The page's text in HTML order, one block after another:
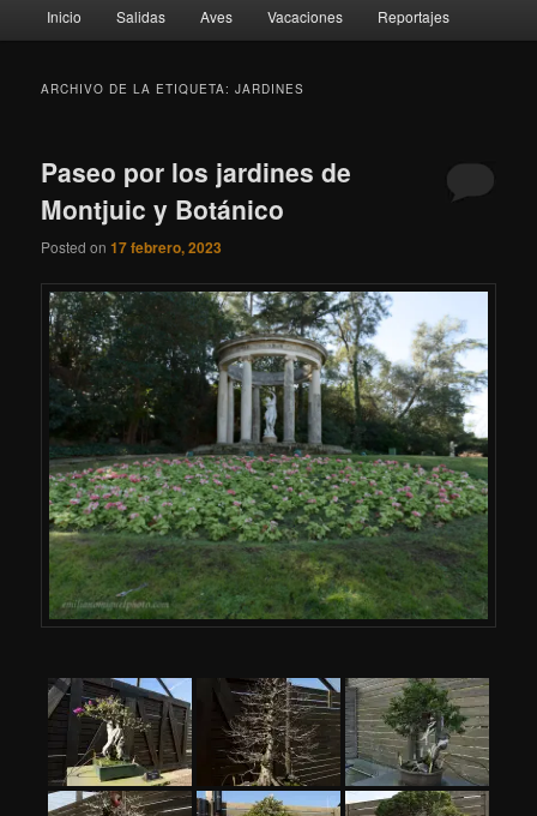
Inicio Salidas Aves Vacaciones Reportajes
ARCHIVO DE LA ETIQUETA:JARDINES
Paseo por los jardines de
Montjuic y Botánico
Posted on17 febrero, 2023